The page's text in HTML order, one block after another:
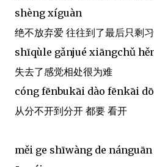
shèng xíguàn
绝不放弃爱 往往到了最后只剩
shīqùle gǎnjué xiāngchǔ
失去了感觉相处很为难
cóng fēnbukāi dào fēnkāi
从分不开到分开 都要 看开
měi ge shīwàng de